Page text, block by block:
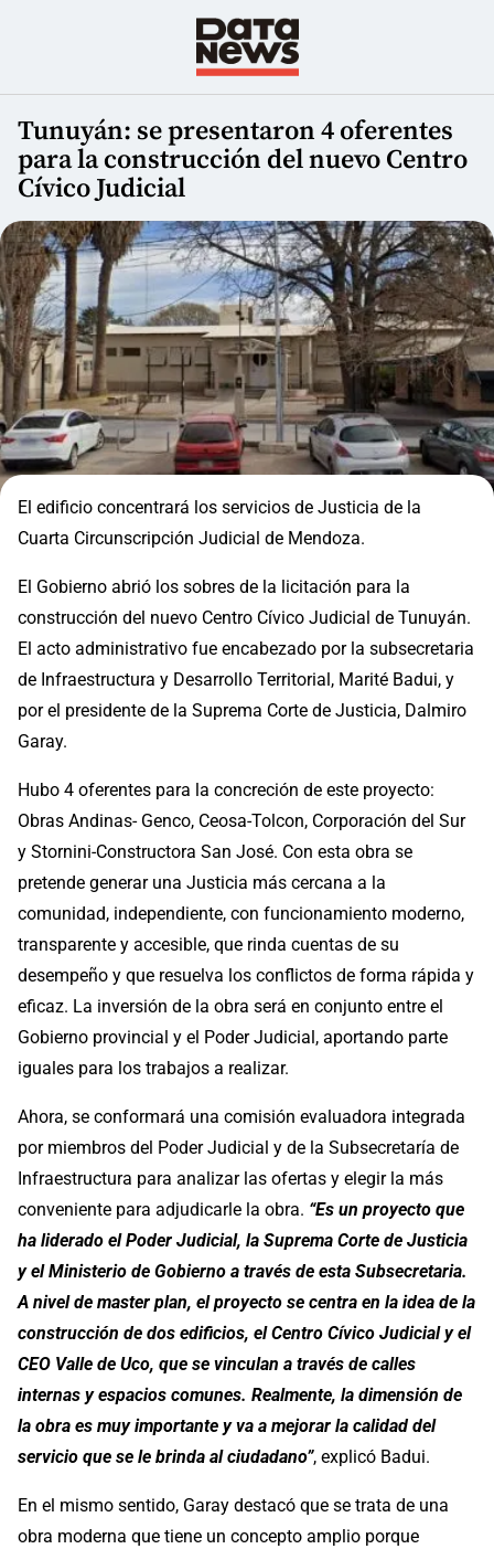
Tunuyán: se presentaron 4 oferentes
para la construcción del nuevo Centro
Cívico Judicial
El edificio concentrará los servicios de Justicia de la
Cuarta Circunscripción Judicial de Mendoza.
El Gobierno abrió los sobres de la licitación para la
construcción del nuevo Centro Cívico Judicial de Tunuyán.
El acto administrativo fue encabezado por la subsecretaria
de Infraestructura y Desarrollo Territorial, Marité Badui, y
por el presidente de la Suprema Corte de Justicia, Dalmiro
Garay.
Hubo 4 oferentes para la concreción de este proyecto:
Obras Andinas- Genco, Ceosa-Tolcon, Corporación del Sur
y Stornini-Constructora San José. Con esta obra se
pretende generar una Justicia más cercana a la
comunidad, independiente, con funcionamiento moderno,
transparente y accesible, que rinda cuentas de su
desempeño y que resuelva los conflictos de forma rápida y
eficaz. La inversión de la obra será en conjunto entre el
Gobierno provincial y el Poder Judicial, aportando parte
iguales para los trabajos a realizar.
Ahora, se conformará una comisión evaluadora integrada
por miembros del Poder Judicial y de la Subsecretaría de
Infraestructura para analizar las ofertas y elegir la más
conveniente para adjudicarle la obra. “Es un proyecto que
ha liderado el Poder Judicial, la Suprema Corte de Justicia
y el Ministerio de Gobierno a través de esta Subsecretaria.
A nivel de master plan, el proyecto se centra en la idea de la
construcción de dos edificios, el Centro Cívico Judicial y el
CEO Valle de Uco, que se vinculan a través de calles
internas y espacios comunes. Realmente, la dimensión de
la obra es muy importante y va a mejorar la calidad del
servicio que se le brinda al ciudadano”, explicó Badui.
En el mismo sentido, Garay destacó que se trata de una
obra moderna que tiene un concepto amplio porque